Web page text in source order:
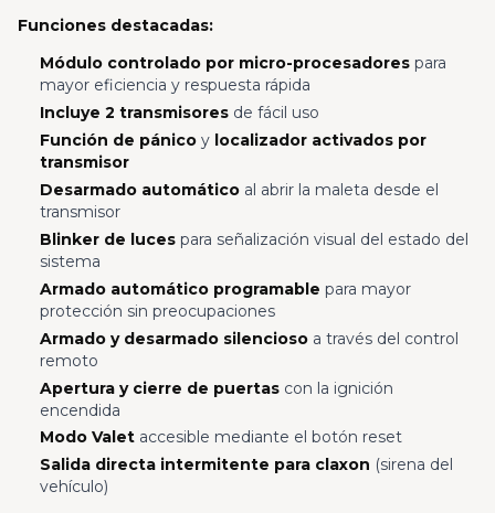
Funciones destacadas:
Módulo controlado por micro-procesadorespara
mayor eficiencia y respuesta rápida
Incluye 2 transmisoresde fácil uso
Función de pánicoy localizador activados por
transmisor
Desarmado automáticoal abrir la maleta desde el
transmisor
Blinker de lucespara señalización visual del estado del
sistema
Armado automático programable para mayor
protección sin preocupaciones
Armado y desarmado silenciosoa través del control
remoto
Apertura y cierre de puertascon la ignición
encendida
Modo Valetaccesible mediante el botón reset
Salida directa intermitente para claxon (sirena del
vehículo)